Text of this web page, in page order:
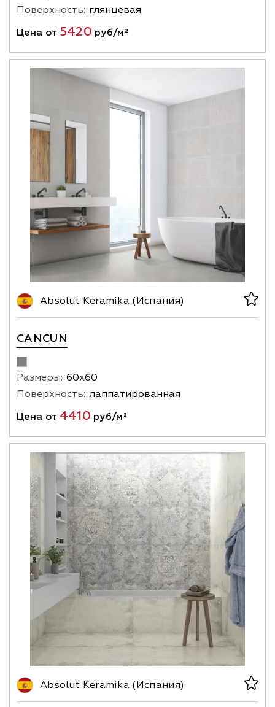
Поверхность: глянцевая
Цена от 5420 руб/м²
Absolut Keramika (Испания)
CANCUN
Размеры: 60х60
Поверхность: лаппатированная
Цена от 4410 руб/м²
Absolut Keramika (Испания)